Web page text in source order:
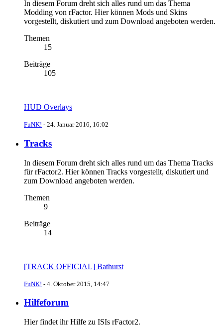
In diesem Forum dreht sich alles rund um das Thema
Modding von rFactor. Hier können Mods und Skins
vorgestellt, diskutiert und zum Download angeboten werden.
Themen
15
Beiträge
105
HUD Overlays
FuNK! - 24. Januar 2016, 16:02
Tracks
In diesem Forum dreht sich alles rund um das Thema Tracks
für rFactor2. Hier können Tracks vorgestellt, diskutiert und
zum Download angeboten werden.
Themen
9
Beiträge
14
[TRACK OFFICIAL] Bathurst
FuNK! - 4. Oktober 2015, 14:47
Hilfeforum
Hier findet ihr Hilfe zu ISIs rFactor2.